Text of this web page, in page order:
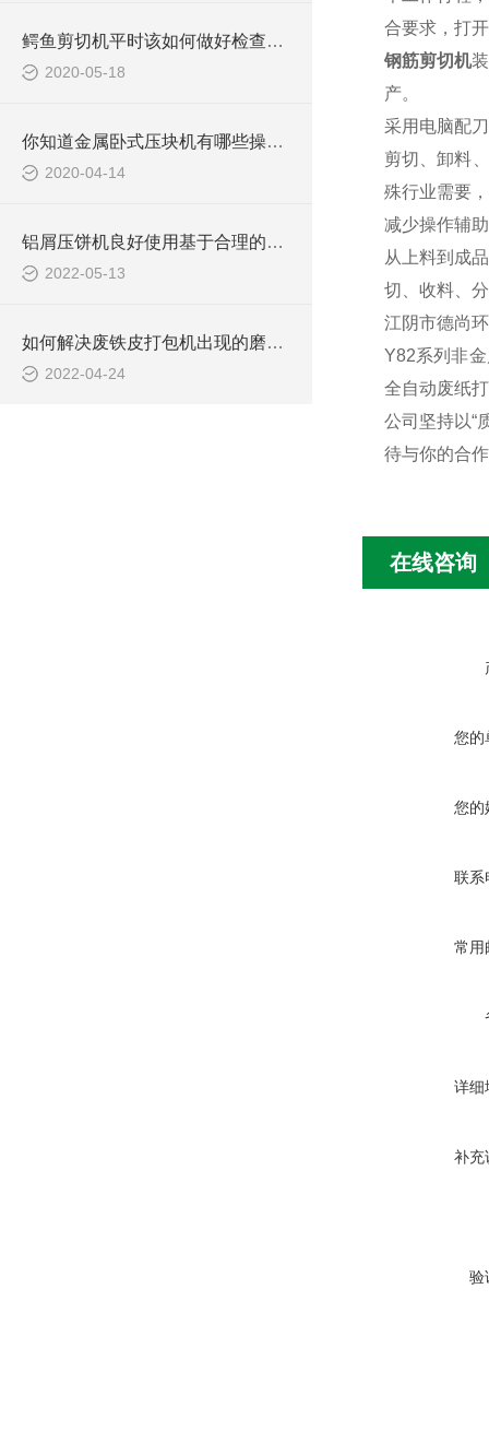
鳄鱼剪切机平时该如何做好检查维修工作
2020-05-18
你知道金属卧式压块机有哪些操作规范要求吗？
2020-04-14
铝屑压饼机良好使用基于合理的液压系统
2022-05-13
如何解决废铁皮打包机出现的磨损？
2022-04-24
合要求，打
钢筋剪切机
产。
采用电脑配
剪切、卸料
殊行业需要
减少操作辅
从上料到成
切、收料、
江阴市德尚
Y82系列非
全自动废纸
公司坚持以“
待与你的合
在线咨询
您的
您的
联系
常用
详细
补充
验